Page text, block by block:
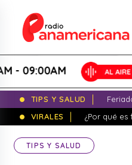
TIPS Y SALUD
VIRALES
¿Por qué
TIPS Y SALUD